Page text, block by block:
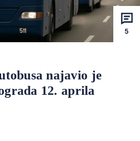
5
najavio je
12. aprila